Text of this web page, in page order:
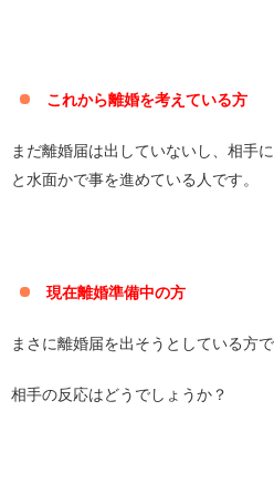
これから離婚を考えている方
まだ離婚届は出していないし、相手
と水面かで事を進めている人です。
現在離婚準備中の方
まさに離婚届を出そうとしている方で
相手の反応はどうでしょうか？